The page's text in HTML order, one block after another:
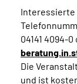
Interessierte
04141 4094-
Die
und ist